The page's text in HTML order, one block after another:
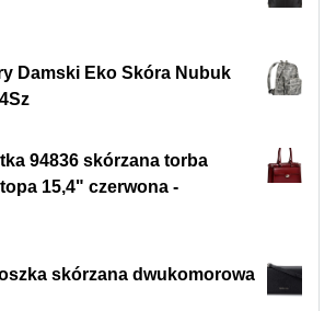
Damski Eko Skóra Nubuk
94836 skórzana torba
15,4" czerwona -
skórzana dwukomorowa